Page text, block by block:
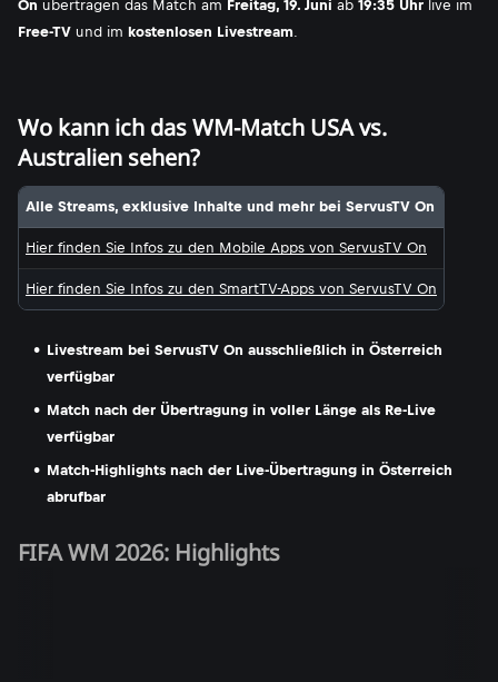
On übertragen das Match am Freitag, 19. Juni ab 19:35 Uhr live im
Free-TV und im kostenlosen Livestream.
Wo kann ich das WM-Match USA vs.
Australien sehen?
Alle Streams, exklusive Inhalte und mehr bei ServusTV On
Hier finden Sie Infos zu den Mobile Apps von ServusTV On
Hier finden Sie Infos zu den SmartTV-Apps von ServusTV On
Livestream bei ServusTV On ausschließlich in Österreich
verfügbar
Match nach der Übertragung in voller Länge als Re-Live
verfügbar
Match-Highlights nach der Live-Übertragung in Österreich
abrufbar
FIFA WM 2026: Highlights